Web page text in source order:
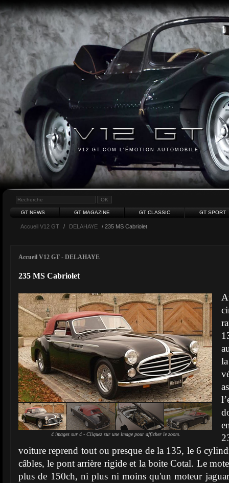
V12 GT.COM L'ÉMOTION AUTOMOBILE
GT NEWS GT MAGAZINE GT CLASSIC GT SPORT
Accueil V12 GT / DELAHAYE / 235 MS Cabriolet
Accueil V12 GT - DELAHAYE
235 MS Cabriolet
4 images sur 4 - Cliquez sur une image pour afficher le zoom.
voiture reprend tout ou presque de la 135, le 6
câbles, le pont arrière rigide et la boite Cotal. Le
plus de 150ch, ni plus ni moins qu'un moteur